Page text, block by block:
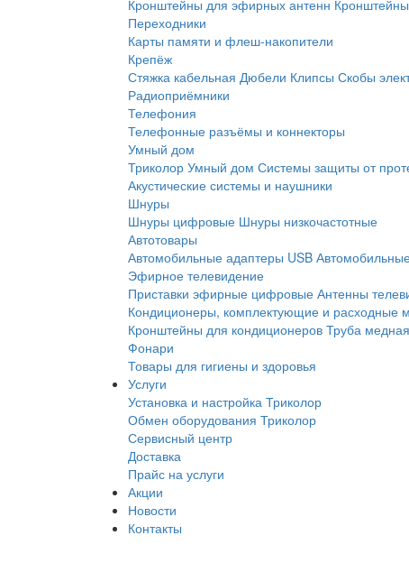
Кронштейны для эфирных антенн
Переходники
Карты памяти и флеш-накопители
Крепёж
Стяжка кабельная Дюбели Клипсы Скобы
Радиоприёмники
Телефония
Телефонные разъёмы и коннекторы
Умный дом
Триколор Умный дом Системы защиты от
Акустические системы и наушники
Шнуры
Шнуры цифровые Шнуры низкочастотные
Автотовары
Автомобильные адаптеры USB
Эфирное телевидение
Приставки эфирные цифровые Антенны
Кондиционеры, комплектующие и расходные
Кронштейны для кондиционеров Труба медная
Фонари
Товары для гигиены и здоровья
Услуги
Установка и настройка Триколор
Обмен оборудования Триколор
Сервисный центр
Доставка
Прайс на услуги
Акции
Новости
Контакты